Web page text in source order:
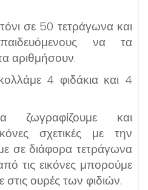
σε 50 τετράγωνα και
να τα
αριθμήσουν.
4 φιδάκια και 4
ζωγραφίζουμε και
σχετικές με την
σε διάφορα τετράγωνα
τις εικόνες μπορούμε
ουρές των φιδιών.